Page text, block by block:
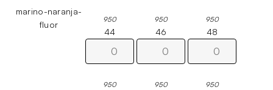
marino-naranja-
fluor
950 950 950
44
950
46
950
48
950